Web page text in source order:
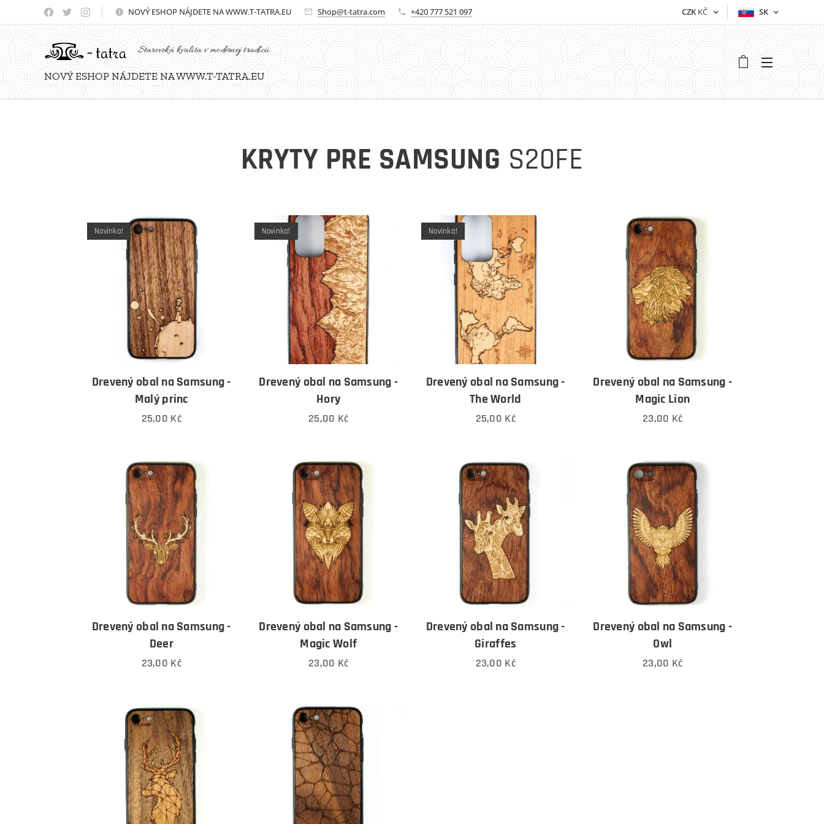
NOVÝESHOP NÁJDETE NA WWW.T-TATRA.EU Shop@t-tatra.com +420 777 521 097 CZK KČ SK
Staroveká kvalita v modernej tradícii.
NOVÝ ESHOP NÁJDETE NA WWW.T-TATRA.EU
KRYTY PRE SAMSUNG S20FE
Drevený obal na Samsung -
Malý princ
Novinka!
25,00 Kč
Drevený obal na Samsung -
Hory
Novinka!
25,00 Kč
Drevený obal na Samsung -
The World
Novinka!
25,00 Kč
Drevený obal na Samsung -
Magic Lion
23,00 Kč
Drevený obal na Samsung -
Deer
23,00 Kč
Drevený obal na Samsung -
Magic Wolf
23,00 Kč
Drevený obal na Samsung -
Giraffes
23,00 Kč
Drevený obal na Samsung -
Owl
23,00 Kč